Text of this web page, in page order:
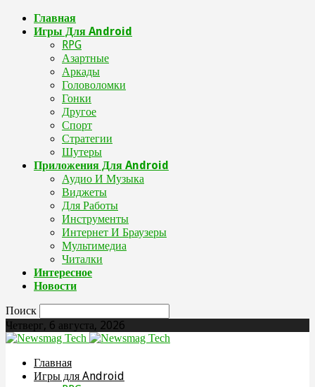
Главная
Игры Для Android
RPG
Азартные
Аркады
Головоломки
Гонки
Другое
Спорт
Стратегии
Шутеры
Приложения Для Android
Аудио И Музыка
Виджеты
Для Работы
Инструменты
Интернет И Браузеры
Мультимедиа
Читалки
Интересное
Новости
Поиск
Четверг, 6 августа, 2026
Главная
Игры для Android